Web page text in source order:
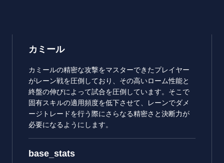
カミール
カミールの精密な攻撃をマスターできたプレイヤー
がレーン戦を圧倒しており、その高いローム性能と
終盤の伸びによって試合を圧倒しています。そこで
固有スキルの適用頻度を低下させて、レーンでダメ
ージトレードを行う際にさらなる精密さと決断力が
必要になるようにします。
base_stats